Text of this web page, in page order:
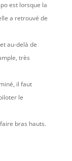
est lorsque la
a retrouvé de
au-delà de
très
il faut
le
bras hauts.